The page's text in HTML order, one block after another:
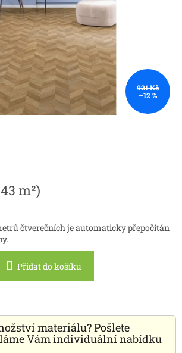
921 Kč
–12 %
m²)
čtverečních je automaticky přepočítán
Přidat do košíku
materiálu? Pošlete
Vám individuální nabídku